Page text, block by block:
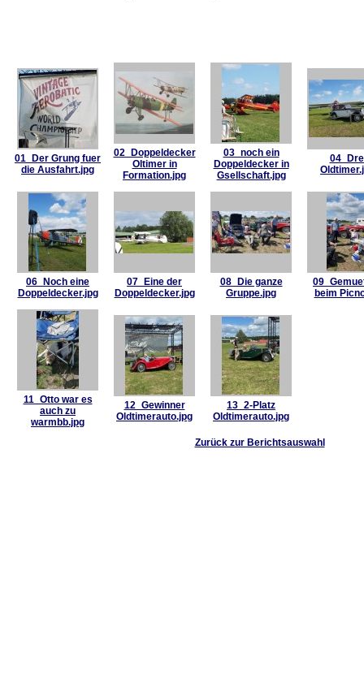
01_Der Grung fuer
die Ausfahrt.jpg
02_Doppeldecker
Oltimer in
Formation.jpg
03_noch ein
Doppeldecker in
Gsellschaft.jpg
06_Noch eine
Doppeldecker.jpg
07_Eine der
Doppeldecker.jpg
08_Die ganze
Gruppe.jpg
beim
11_Otto war es
auch zu
warmbb.jpg
12_Gewinner
Oldtimerauto.jpg
13_2-Platz
Oldtimerauto.jpg
Zurück zur Berichtsauswahl